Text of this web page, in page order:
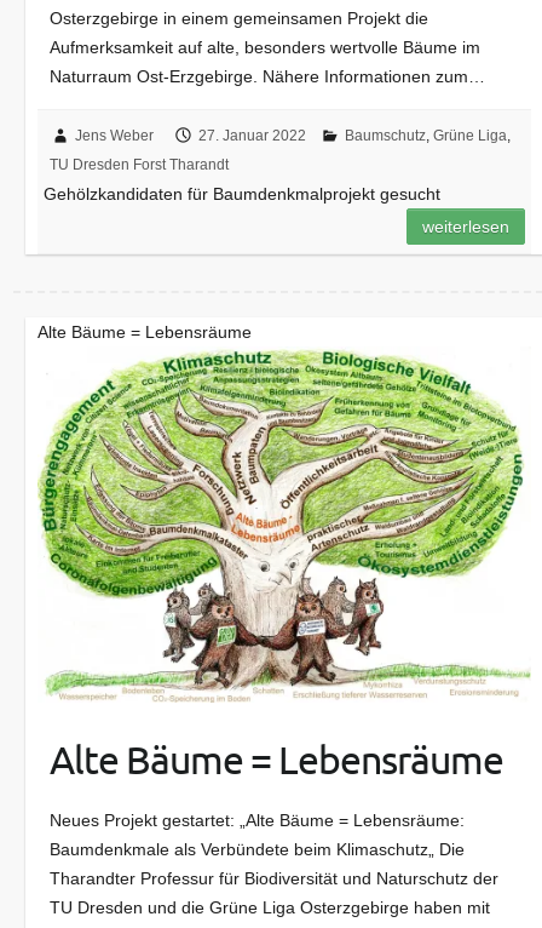
Osterzgebirge in einem gemeinsamen Projekt die
Aufmerksamkeit auf alte, besonders wertvolle Bäume im
Naturraum Ost-Erzgebirge. Nähere Informationen zum…
Jens Weber 27. Januar 2022 Baumschutz,Grüne Liga,
TU Dresden Forst Tharandt
Gehölzkandidaten für Baumdenkmalprojekt gesucht
weiterlesen
Alte Bäume = Lebensräume
Alte Bäume = Lebensräume
Neues Projekt gestartet: „Alte Bäume = Lebensräume:
Baumdenkmale als Verbündete beim Klimaschutz„ Die
Tharandter Professur für Biodiversität und Naturschutz der
TU Dresden und die Grüne Liga Osterzgebirge haben mit